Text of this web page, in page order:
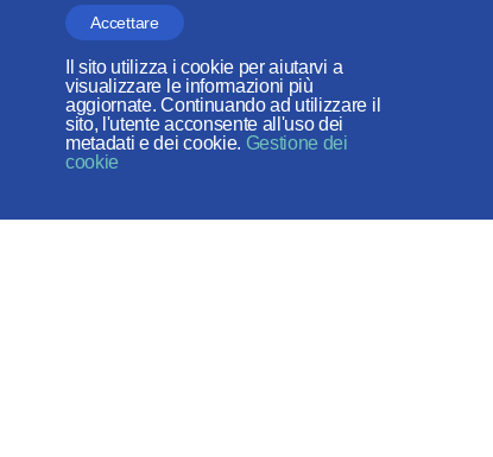
Accettare
Il sito utilizza i cookie per aiutarvi a
visualizzare le informazioni più
aggiornate. Continuando ad utilizzare il
sito, l'utente acconsente all'uso dei
metadati e dei cookie. Gestione dei
cookie
Chiesa ortodossa russa
DIPARTIMENTO PER LE RELAZIONI